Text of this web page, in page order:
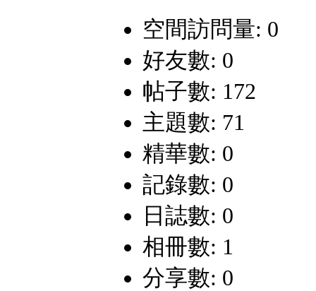
空間訪問量: 0
好友數: 0
帖子數: 172
主題數: 71
精華數: 0
記錄數: 0
日誌數: 0
相冊數: 1
分享數: 0